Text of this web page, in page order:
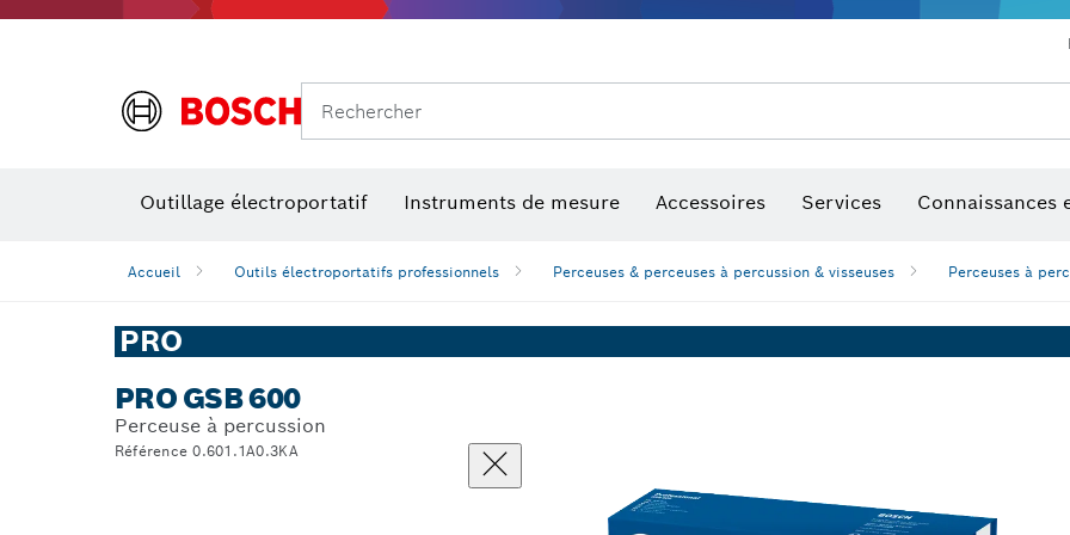
Rechercher
Outillage électroportatif Instruments de mesure Accessoires Services Connaissances
Accueil Outils électroportatifs professionnels Perceuses & perceuses à percussion & visseuses Perceuses à
PRO
PRO GSB 600
Perceuse à percussion
Référence 0.601.1A0.3KA